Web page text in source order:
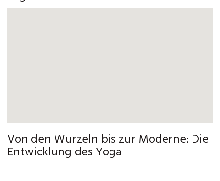
Von den Wurzeln bis zur Moderne: Die
Entwicklung des Yoga